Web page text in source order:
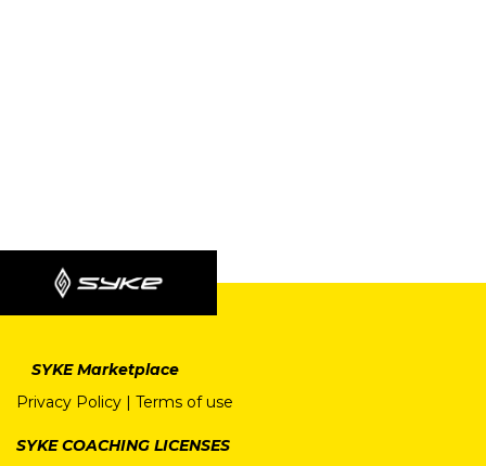
SYKE Marketplace
Privacy Policy | Terms of use
SYKE COACHING LICENSES